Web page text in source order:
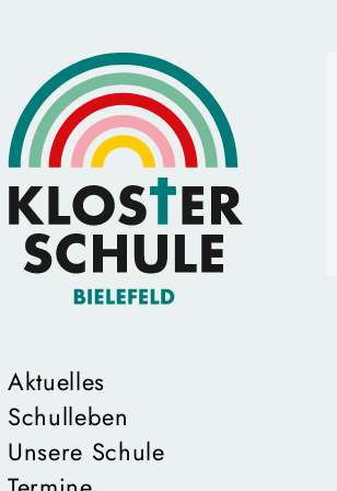
Aktuelles
Schulleben
Unsere Schule